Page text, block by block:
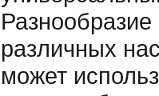
различных
может